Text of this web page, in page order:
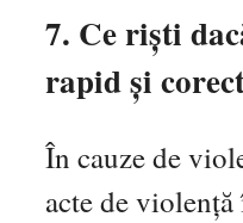
7. Ce riști
rapid și
În cauze de
acte de